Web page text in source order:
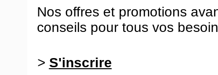
Nos offres et promotions
conseils pour tous vos
> S'inscrire